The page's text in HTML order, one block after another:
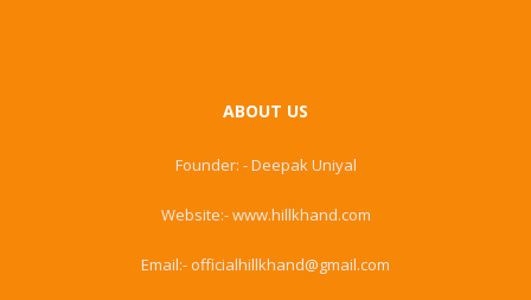
ABOUT US
Founder: - Deepak Uniyal
Website:- www.hillkhand.com
Email:- officialhillkhand@gmail.com